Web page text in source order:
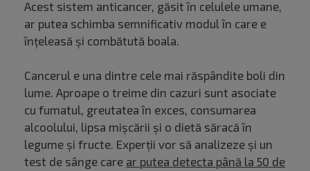
Acest sistem anticancer, găsit în celulele umane,
ar putea schimba semnificativ modul în care e
înțeleasă și combătută boala.
Cancerul e una dintre cele mai răspândite boli din
lume. Aproape o treime din cazuri sunt asociate
cu fumatul, greutatea în exces, consumarea
alcoolului, lipsa mișcării și o dietă săracă în
legume și fructe. Experții vor să analizeze și un
test de sânge care ar putea detecta până la 50 de